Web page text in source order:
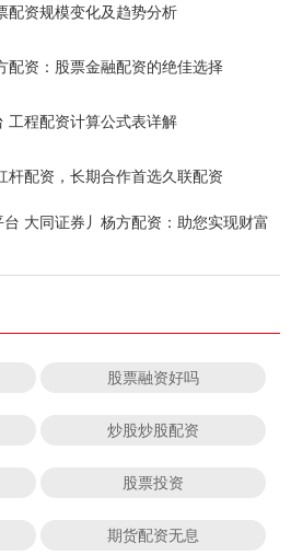
配资规模变化及趋势分析
配资：股票金融配资的绝佳选择
工程配资计算公式表详解
杆配资，长期合作首选久联配资
大同证券丿杨方配资：助您实现财富
股票融资好吗
炒股炒股配资
股票投资
期货配资无息